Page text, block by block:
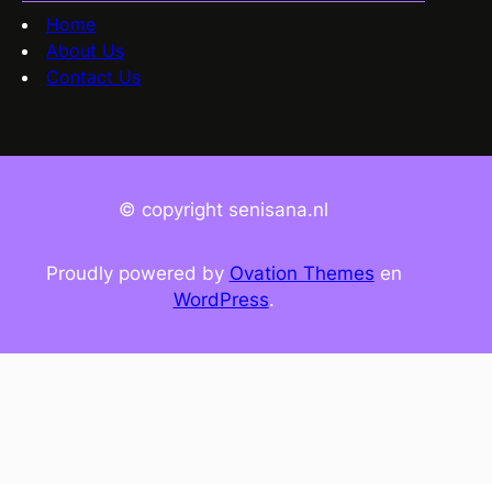
Home
About Us
Contact Us
© copyright senisana.nl
Proudly powered by Ovation Themes en
WordPress.